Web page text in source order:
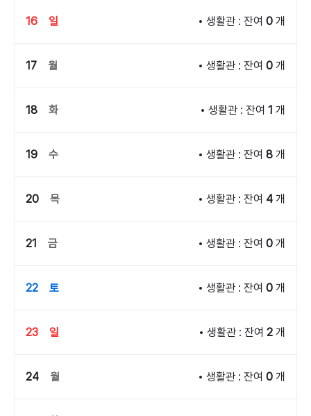
16 일 생활관 : 잔여 0 개
17 월 생활관 : 잔여 0 개
18 화 생활관 : 잔여 1 개
19 수 생활관 : 잔여 8 개
20 목 생활관 : 잔여 4 개
21 금 생활관 : 잔여 0 개
22 토 생활관 : 잔여 0 개
23 일 생활관 : 잔여 2 개
24 월 생활관 : 잔여 0 개